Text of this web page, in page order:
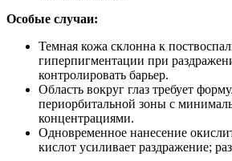
Особые случаи:
Темная кожа склонна к
гиперпигментации при
контролировать барьер.
Область вокруг глаз требует
периорбитальной зоны с
концентрациями.
Одновременное нанесение
кислот усиливает раздражение;